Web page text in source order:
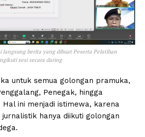
langsung berita yang dibuat Peserta Pelatihan
sesi secara daring
untuk semua golongan pramuka,
Penegak, hingga
Hal ini menjadi istimewa, karena
jurnalistik hanya diikuti golongan